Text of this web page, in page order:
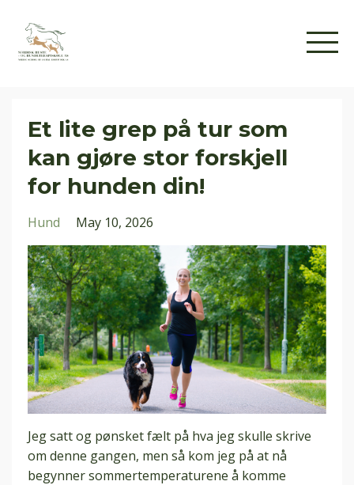
Et lite grep på tur som
kan gjøre stor forskjell
for hunden din!
Hund May 10, 2026
Jeg satt og pønsket fælt på hva jeg skulle skrive
om denne gangen, men så kom jeg på at nå
begynner sommertemperaturene å komme